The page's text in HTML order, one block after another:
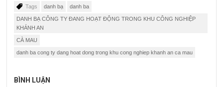
Tags danh bạ danh ba
DANH BẠ CÔNG TY ĐANG HOẠT ĐỘNG TRONG KHU CÔNG NGHIỆP
KHÁNH AN
CÀ MAU
danh ba cong ty dang hoat dong trong khu cong nghiep khanh an ca mau
BÌNH LUẬN